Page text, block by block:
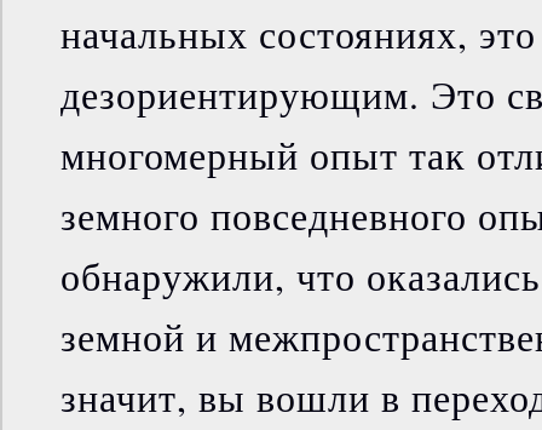
начальных состояниях,
дезориентирующим. Это
многомерный опыт так
земного повседневного
обнаружили, что
земной и
значит, вы вошли в